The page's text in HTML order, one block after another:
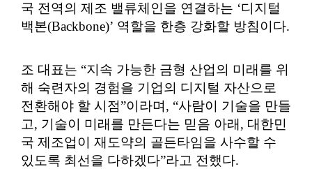
국 전역의 제조 밸류체인을 연결하는 ‘디지털
백본(Backbone)’ 역할을 한층 강화할 방침이다.
조 대표는 “지속 가능한 금형 산업의 미래를 위
해 숙련자의 경험을 기업의 디지털 자산으로
전환해야 할 시점”이라며, “사람이 기술을 만들
고, 기술이 미래를 만든다는 믿음 아래, 대한민
국 제조업이 재도약의 골든타임을 사수할 수
있도록 최선을 다하겠다”라고 전했다.